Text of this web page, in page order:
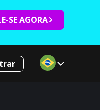
SE AGORA